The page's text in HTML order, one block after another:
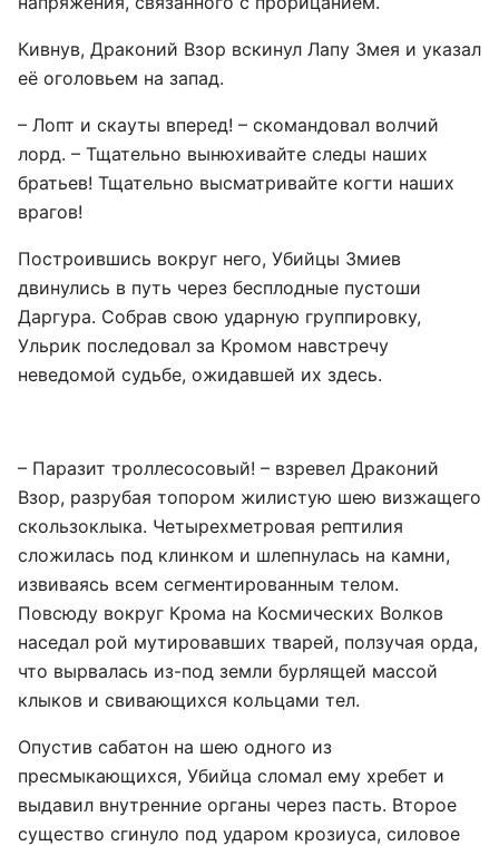
Кивнув, Драконий Взор вскинул Лапу Змея и указал
её оголовьем на запад.
– Лопт и скауты вперед! – скомандовал волчий
лорд. – Тщательно вынюхивайте следы наших
братьев! Тщательно высматривайте когти наших
врагов!
Построившись вокруг него, Убийцы Змиев
двинулись в путь через бесплодные пустоши
Даргура. Собрав свою ударную группировку,
Ульрик последовал за Кромом навстречу
неведомой судьбе, ожидавшей их здесь.
– Паразит троллесосовый! – взревел Драконий
Взор, разрубая топором жилистую шею визжащего
скользоклыка. Четырехметровая рептилия
сложилась под клинком и шлепнулась на камни,
извиваясь всем сегментированным телом.
Повсюду вокруг Крома на Космических Волков
наседал рой мутировавших тварей, ползучая орда,
что вырвалась из-под земли бурлящей массой
клыков и свивающихся кольцами тел.
Опустив сабатон на шею одного из
пресмыкающихся, Убийца сломал ему хребет и
выдавил внутренние органы через пасть. Второе
существо сгинуло под ударом крозиуса, силовое